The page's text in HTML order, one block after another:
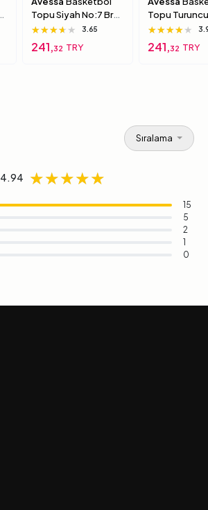
Topu Siyah No:7 Brc-
7 7 Numara
★★★★★
★★★★★
★★★★★ 3.65
241,32 TRY
Topu
Brc-7 5
★★★★★
★★★★★
★★★★★
241,32 TRY
Sıralama
4.94 ★★★★★
★★★★★
★★★★★
15
5
2
1
0